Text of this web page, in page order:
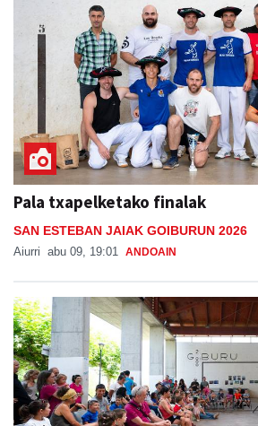
Pala txapelketako finalak
SAN ESTEBAN JAIAK GOIBURUN 2026
Aiurri abu 09, 19:01 ANDOAIN